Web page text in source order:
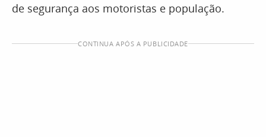
de segurança aos motoristas e população.
CONTINUA APÓS A PUBLICIDADE